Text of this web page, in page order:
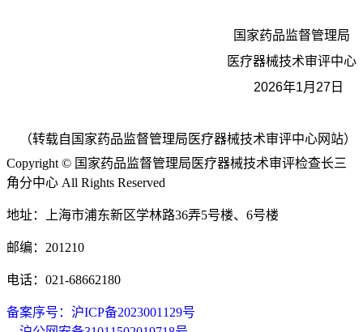
国家药品监督管理局
医疗器械技术审评中心
2026年1月27日
（转载自国家药品监督管理局医疗器械技术审评中心网站）
Copyright © 国家药品监督管理局医疗器械技术审评检查长三
角分中心 All Rights Reserved
地址：上海市浦东新区学林路36弄5号楼、6号楼
邮编：201210
电话：021-68662180
备案序号：沪ICP备2023001129号